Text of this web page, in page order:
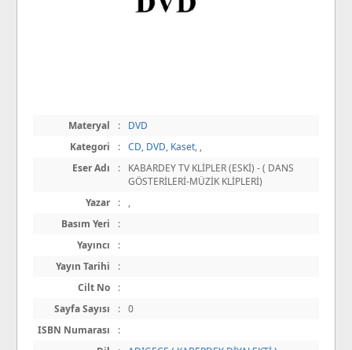
Materyal :
DVD
Kategori
: CD, DVD, Kaset, ,
Eser Adı
:
KABARDEY TV KLİPLER (ESKİ) - ( DANS
GÖSTERİLERİ-MÜZİK KLİPLERİ)
Yazar
:
,
Basım Yeri
:
Yayıncı
:
Yayın Tarihi
:
Cilt No
:
Sayfa Sayısı
: 0
ISBN Numarası
: